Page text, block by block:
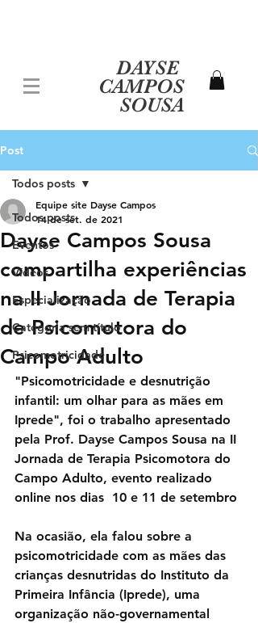
DAYSE
CAMPOS
SOUSA
Post
Todos posts
Eventos
Vídeos
Especialização
Categoria sem título
Psicomotricidade
Todos posts
Dayse Campos Sousa
compartilha experiências
na II Jornada de Terapia
de Psicomotora do
Campo Adulto
Equipe site Dayse Campos
14 de set. de 2021
"Psicomotricidade e desnutrição
infantil: um olhar para as mães em
Iprede", foi o trabalho apresentado
pela Prof. Dayse Campos Sousa na II
Jornada de Terapia Psicomotora do
Campo Adulto, evento realizado
online nos dias  10 e 11 de setembro
Na ocasião, ela falou sobre a
psicomotricidade com as mães das
crianças desnutridas do Instituto da
Primeira Infância (Iprede), uma
organização não-governamental